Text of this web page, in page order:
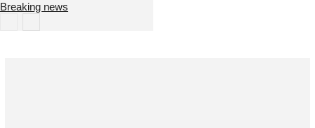
Breaking news